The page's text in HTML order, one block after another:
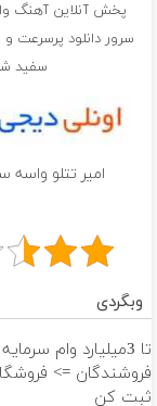
پخش آنلاین آهنگ
سرور دانلود پرسرعت
سفید
امیر تتلو واسه
وبگردی
تا 3میلیارد وام
فروشندگان =>
ثبت کن